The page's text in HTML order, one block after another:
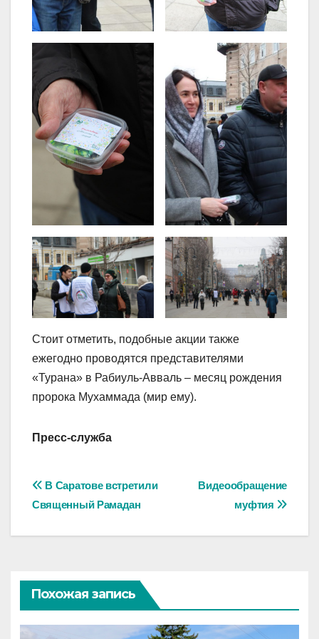
Стоит отметить, подобные акции также
ежегодно проводятся представителями
«Турана» в Рабиуль-Авваль – месяц рождения
пророка Мухаммада (мир ему).
Пресс-служба
Навигация
Видеообращение
муфтия
В Саратове встретили
Священный Рамадан
Похожая запись